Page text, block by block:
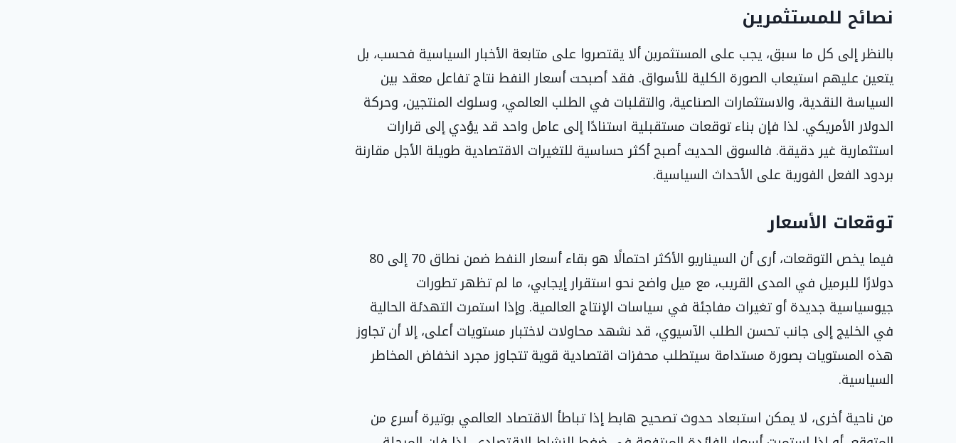
نصائح للمستثمرين
بالنظر إلى كل ما سبق، يجب على المستثمرين ألا يقتصروا على متابعة الأخبار السياسية فحسب، بل
يتعين عليهم استيعاب الصورة الكلية للأسواق. فقد أصبحت أسعار النفط نتاج تفاعل معقد بين
السياسة النقدية، والاستثمارات الصناعية، والتقلبات في الطلب العالمي، وسلوك المنتجين، وحركة
الدولار الأمريكي. لذا فإن بناء توقعات مستقبلية استنادًا إلى عامل واحد قد يؤدي إلى قرارات
استثمارية غير دقيقة. فالسوق الحديث أصبح أكثر حساسية للتغيرات الاقتصادية طويلة الأجل مقارنة
بردود الفعل الفورية على الأحداث السياسية.
توقعات الأسعار
فيما يخص التوقعات، أرى أن السيناريو الأكثر احتمالًا هو بقاء أسعار النفط ضمن نطاق 70 إلى 80
دولارًا للبرميل في المدى القريب، مع ميل واضح نحو استقرار إيجابي، ما لم تظهر تطورات
جيوسياسية جديدة أو تغيرات مفاجئة في سياسات الإنتاج العالمية. وإذا استمرت التهدئة الحالية
في الخليج إلى جانب تحسن الطلب الآسيوي، قد نشهد محاولات لاختبار مستويات أعلى، إلا أن تجاوز
هذه المستويات بصورة مستدامة سيتطلب محفزات اقتصادية قوية تتجاوز مجرد انخفاض المخاطر
السياسية.
من ناحية أخرى، لا يمكن استبعاد حدوث تصحيح هابط إذا تباطأ الاقتصاد العالمي بوتيرة أسرع من